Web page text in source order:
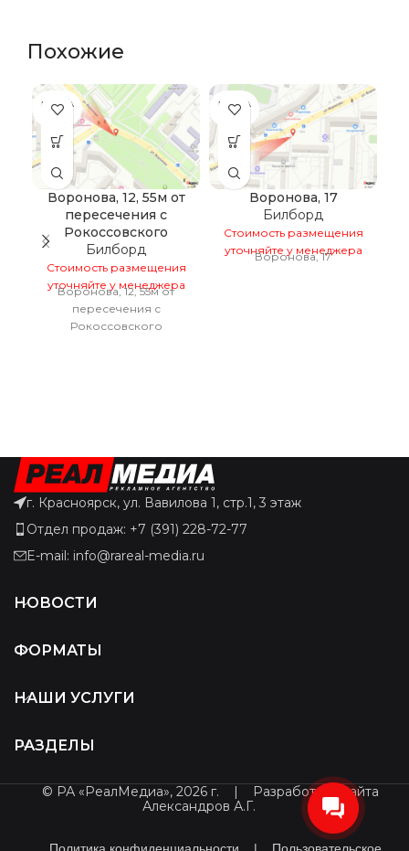
Похожие
ПРОДА
НО
Воронова, 12, 55м от
пересечения с
Рокоссовского
Билборд
Стоимость размещения
уточняйте у менеджера
Воронова, 12, 55м от
пересечения с
Рокоссовского
ПРОДА
НО
Воронова, 17
Билборд
Стоимость размещения
уточняйте у менеджера
Воронова, 17
г. Красноярск, ул. Вавилова 1, стр.1, 3 этаж
Отдел продаж: +7 (391) 228-72-77
E-mail: info@rareal-media.ru
НОВОСТИ
ФОРМАТЫ
НАШИ УСЛУГИ
РАЗДЕЛЫ
© РА «РеалМедиа», 2026 г. |
Разработчик сайта
Александров А.Г.
Политика конфиденциальности | Пользовательское